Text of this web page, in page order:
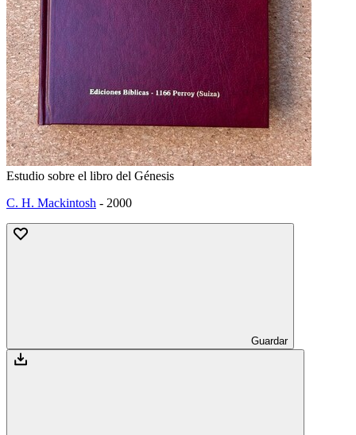
Estudio sobre el libro del Génesis
C. H. Mackintosh - 2000
Guardar